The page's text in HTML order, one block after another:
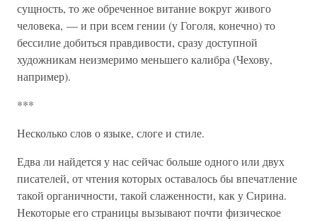
сущность, то же обреченное витание вокруг живого
человека, — и при всем гении (у Гоголя, конечно) то
бессилие добиться правдивости, сразу доступной
художникам неизмеримо меньшего калибра (Чехову,
например).
***
Несколько слов о языке, слоге и стиле.
Едва ли найдется у нас сейчас больше одного или двух
писателей, от чтения которых оставалось бы впечатление
такой органичности, такой слаженности, как у Сирина.
Некоторые его страницы вызывают почти физическое